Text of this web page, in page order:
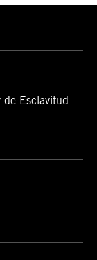
de Esclavitud